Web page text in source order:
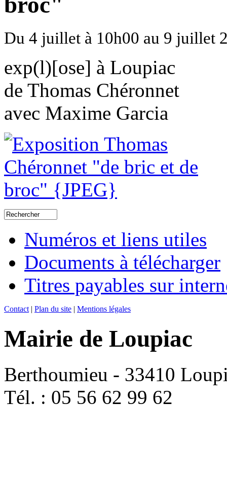
Du 4 juillet à 10h00 au 9 juillet
exp(l)[ose] à Loupiac
de Thomas Chéronnet
avec Maxime Garcia
Numéros et liens utiles
Documents à télécharger
Titres payables sur
Contact | Plan du site | Mentions légales
Mairie de Loupiac
Berthoumieu - 33410
Tél. : 05 56 62 99 62